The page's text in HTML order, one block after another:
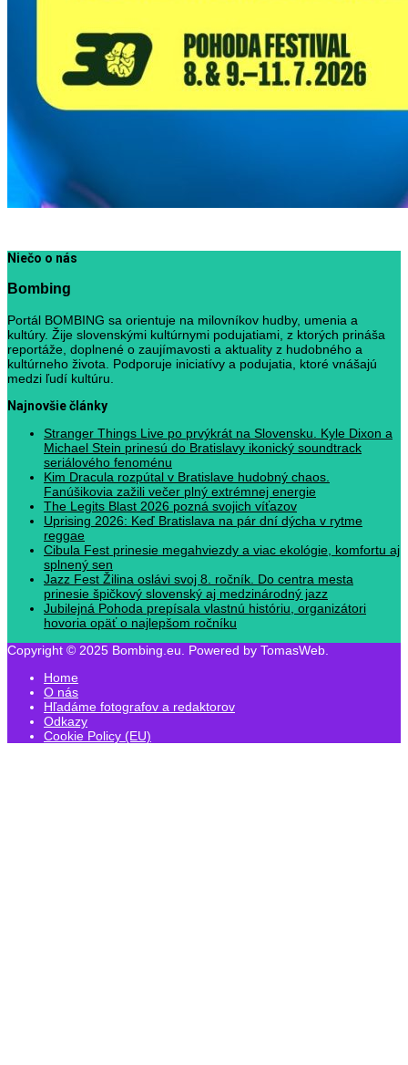
Niečo o nás
Bombing
Portál BOMBING sa orientuje na milovníkov hudby, umenia a
kultúry. Žije slovenskými kultúrnymi podujatiami, z ktorých prináša
reportáže, doplnené o zaujímavosti a aktuality z hudobného a
kultúrneho života. Podporuje iniciatívy a podujatia, ktoré vnášajú
medzi ľudí kultúru.
Najnovšie články
Stranger Things Live po prvýkrát na Slovensku. Kyle Dixon a
Michael Stein prinesú do Bratislavy ikonický soundtrack
seriálového fenoménu
Kim Dracula rozpútal v Bratislave hudobný chaos.
Fanúšikovia zažili večer plný extrémnej energie
The Legits Blast 2026 pozná svojich víťazov
Uprising 2026: Keď Bratislava na pár dní dýcha v rytme
reggae
Cibula Fest prinesie megahviezdy a viac ekológie, komfortu aj
splnený sen
Jazz Fest Žilina oslávi svoj 8. ročník. Do centra mesta
prinesie špičkový slovenský aj medzinárodný jazz
Jubilejná Pohoda prepísala vlastnú históriu, organizátori
hovoria opäť o najlepšom ročníku
Copyright © 2025 Bombing.eu. Powered by TomasWeb.
Home
O nás
Hľadáme fotografov a redaktorov
Odkazy
Cookie Policy (EU)